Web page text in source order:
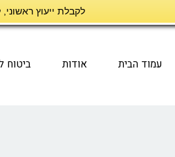
לקבלת ייעוץ
עמוד הבית אודות ביטוח